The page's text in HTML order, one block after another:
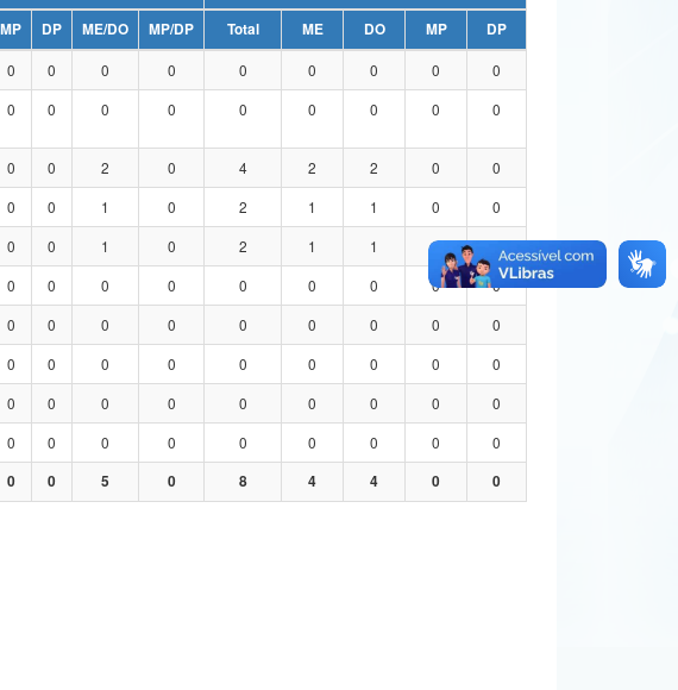
MP DP ME/DO MP/DP Total ME DO MP
DP
0 0 0 0 0 0 0 0
0
0 0 0 0 0 0 0 0 0
0 0 2 0 4 2 2 0
0
0 0 1 0 2 1 1 0
0
0 0 1 0 2 1 1 0
0
0 0 0 0 0 0 0 0
0
0 0 0 0 0 0 0 0
0
0 0 0 0 0 0 0 0
0
0 0 0 0 0 0 0 0
0
0 0 0 0 0 0 0 0
0
0 0 5 0 8 4 4 0 0